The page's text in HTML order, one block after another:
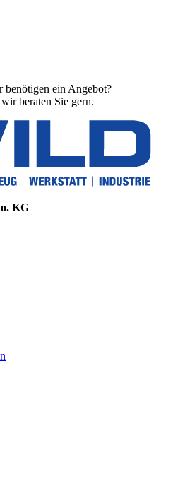
benötigen ein Angebot?
beraten Sie gern.
KG